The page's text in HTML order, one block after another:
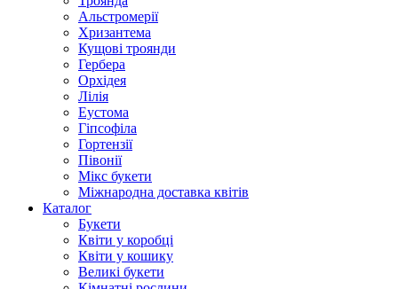
Альстромерії
Хризантема
Кущові троянди
Гербера
Орхідея
Лілія
Еустома
Гіпсофіла
Гортензії
Півонії
Мікс букети
Міжнародна доставка квітів
Каталог
Букети
Квіти у коробці
Квіти у кошику
Великі букети